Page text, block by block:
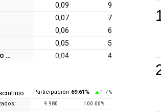
0,09
9
0,07
7
0,06
6
0,05
5
Caminando J.
0,04 4
Participación 69.61% 1.7 %
9.980 100.00%